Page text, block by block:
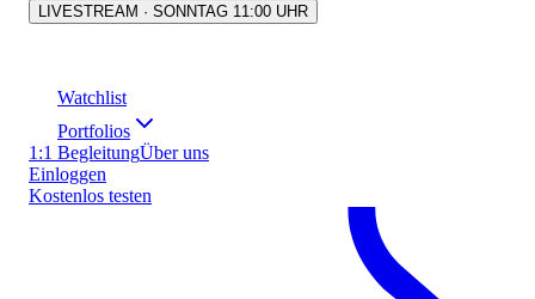
LIVESTREAM · SONNTAG 11:00 UHR
Watchlist
Portfolios
1:1 BegleitungÜber uns
Einloggen
Kostenlos testen